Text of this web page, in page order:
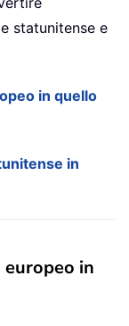
statunitense e
in quello
in
in